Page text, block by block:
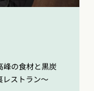
峰の食材と黒炭
レストラン〜